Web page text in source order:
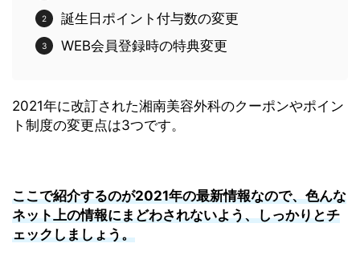
誕生日ポイント付与数の変更
WEB会員登録時の特典変更
2021年に改訂された湘南美容外科のクーポンやポイン
ト制度の変更点は3つです。
ここで紹介するのが2021年の最新情報なので、色んな
ネット上の情報にまどわされないよう、しっかりとチ
ェックしましょう。